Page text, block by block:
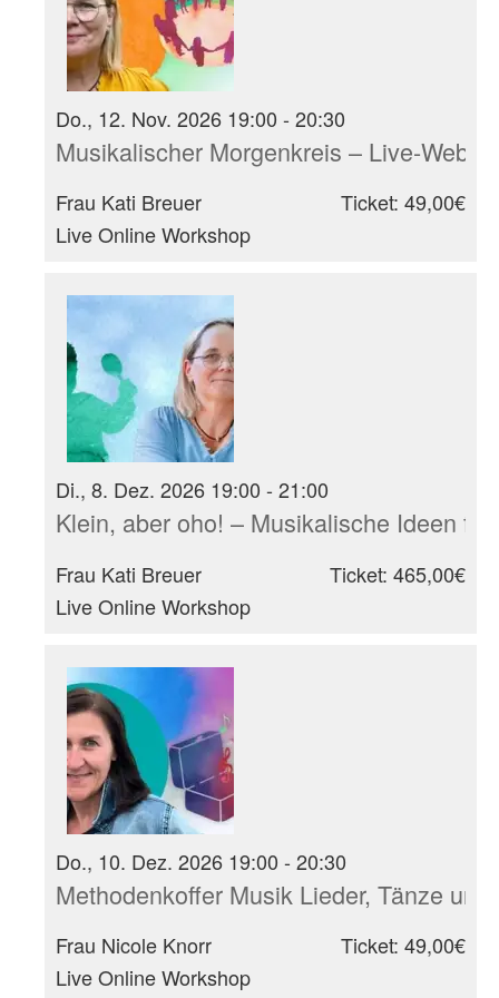
Do., 12. Nov. 2026 19:00 - 20:30
Musikalischer Morgenkreis – Live-
Frau Kati Breuer
Live Online Workshop
Ticket: 49,00€
Di., 8. Dez. 2026 19:00 - 21:00
Klein, aber oho! – Musikalische Ideen
Frau Kati Breuer
Live Online Workshop
Ticket: 465,00€
Do., 10. Dez. 2026 19:00 - 20:30
Methodenkoffer Musik Lieder, Tänze
Frau Nicole Knorr
Live Online Workshop
Ticket: 49,00€